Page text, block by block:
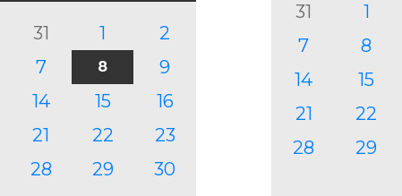
31 1
2
7 8
9
14 15
16
21 22
23
28 29
30
31 1
7
8
14
15
21
22
28
29